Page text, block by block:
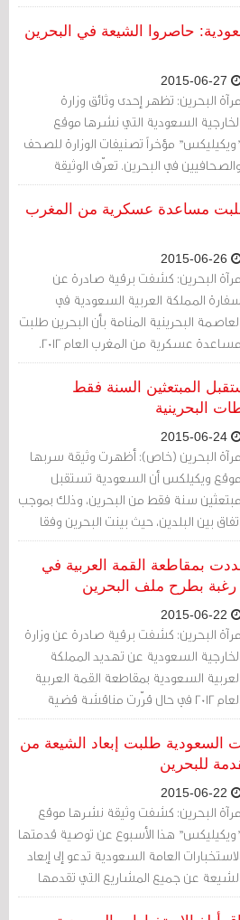
حاصروا الشيعة في البحرين
مرآة البحرين: تظهر إحدى وثائق وزارة
الخارجية السعودية التي نشرها موقع
مؤخراً تصنيفات الوزارة للصحف
والصحافيين في البحرين. تعرّف الوثيقة
طبقاً لكونهم سنة أو سنة
أو شيعة. لا توجد في البطائق التي
أو الانتماء. لكن سفارة المملكة
العربية السعودية في المنامة التي يرجح أن
تكون كاتب الوثيقة لديها وسائلها.
مساعدة عسكرية من المغرب
مرآة البحرين: كشفت برقية صادرة عن
سفارة المملكة العربية السعودية في
العاصمة البحرينية المنامة بأن البحرين طلبت
مساعدة عسكرية من المغرب العام 2012.
البرقية التي نشرها موقع
مايو/ أيار 2012) بأن "مملكة البحرين طلبت
عسكرية من الحكومة المغربية،
وقد استجابت للطلب البحريني وأرسلت وفداً
استخباراتيا لمساعدة البحرين".
المبتعثين السنة فقط
البحرينية
مرآة البحرين (خاص): أظهرت وثيقة سربها
موقع ويكيلكس أن السعودية تستقبل
مبتعثين سنة فقط من البحرين، وذلك بموجب
اتفاق بين البلدين، حيث بينت البحرين وفقا
أحد المبتعثين أنه سني من عائلة
بمقاطعة القمة العربية في
مرآة البحرين: كشفت برقية صادرة عن وزارة
الخارجية السعودية عن تهديد المملكة
العربية السعودية بمقاطعة القمة العربية
العام 2012 في حال قرّرت مناقشة قضية
بأية صيغة كانت.
السعودية طلبت إبعاد الشيعة من
للبحرين
مرآة البحرين: كشفت وثيقة نشرها موقع
هذا الأسبوع عن توصية قدمتها
الاستخبارات العامة السعودية تدعو إلى إبعاد
الشيعة عن جميع المشاريع التي تقدمها
إلى البحرين.